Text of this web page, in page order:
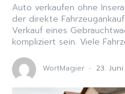
Auto verkaufen ohne
der direkte
Verkauf eines
kompliziert sein. Viele
WortMagier - 23.